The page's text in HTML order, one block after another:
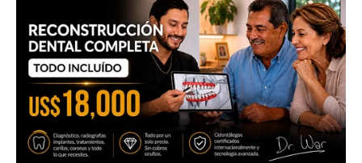
OFFERTE